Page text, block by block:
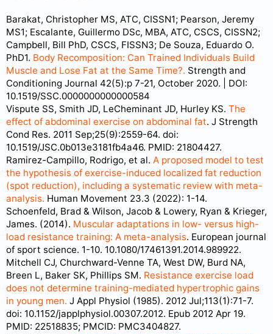
Barakat, Christopher MS, ATC, CISSN1; Pearson, Jeremy
MS1; Escalante, Guillermo DSc, MBA, ATC, CSCS, CISSN2;
Campbell, Bill PhD, CSCS, FISSN3; De Souza, Eduardo O.
PhD1. Body Recomposition: Can Trained Individuals Build
Muscle and Lose Fat at the Same Time?. Strength and
Conditioning Journal 42(5):p 7-21, October 2020. | DOI:
10.1519/SSC.0000000000000584
Vispute SS, Smith JD, LeCheminant JD, Hurley KS. The
effect of abdominal exercise on abdominal fat. J Strength
Cond Res. 2011 Sep;25(9):2559-64. doi:
10.1519/JSC.0b013e3181fb4a46. PMID: 21804427.
Ramirez-Campillo, Rodrigo, et al. A proposed model to test
the hypothesis of exercise-induced localized fat reduction
(spot reduction), including a systematic review with meta-
analysis. Human Movement 23.3 (2022): 1-14.
Schoenfeld, Brad & Wilson, Jacob & Lowery, Ryan & Krieger,
James. (2014). Muscular adaptations in low- versus high-
load resistance training: A meta-analysis. European journal
of sport science. 1-10. 10.1080/17461391.2014.989922.
Mitchell CJ, Churchward-Venne TA, West DW, Burd NA,
Breen L, Baker SK, Phillips SM. Resistance exercise load
does not determine training-mediated hypertrophic gains
in young men. J Appl Physiol (1985). 2012 Jul;113(1):71-7.
doi: 10.1152/japplphysiol.00307.2012. Epub 2012 Apr 19.
PMID: 22518835; PMCID: PMC3404827.